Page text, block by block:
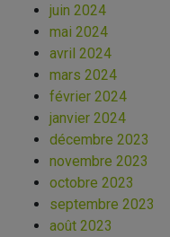
juin 2024
mai 2024
avril 2024
mars 2024
février 2024
janvier 2024
décembre 2023
novembre 2023
octobre 2023
septembre 2023
août 2023